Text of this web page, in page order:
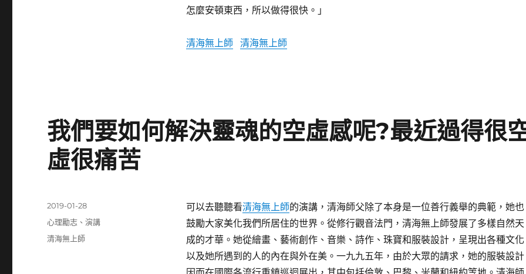
怎麼安頓東西，所以做得很快。」
清海無上師 清海無上師
我們要如何解決靈魂的空虛感呢?最近過得很
虛很痛苦
可以去聽聽看清海無上師的演講，清海師父除了本身是一位善行義舉的典範，她也
鼓勵大家美化我們所居住的世界。從修行觀音法門，清海無上師發展了多樣自然天
成的才華。她從繪畫、藝術創作、音樂、詩作、珠寶和服裝設計，呈現出各種文化
以及她所遇到的人的內在與外在美。一九九五年，由於大眾的請求，她的服裝設計
發
佈
期:
2019-01-28
分
類
心理勵志 、演講
標
清海無上師